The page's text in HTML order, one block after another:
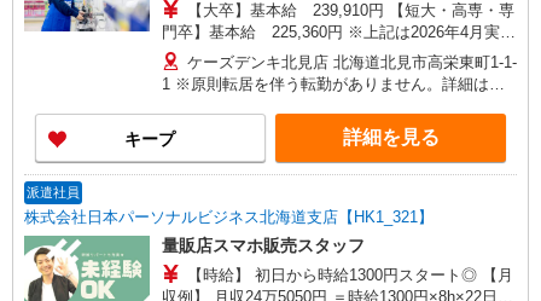
【大卒】基本給 239,910円 【短大・高専・専
門卒】基本給 225,360円 ※上記は2026年4月実績
■賞与/年2回（6月、12月） ・2025年度実績 計
3.6ヶ月(社員平均1.8ヶ月×2回) ■諸手当 ・時間外
手当（残業発生時1分単位で手当支給) ・資格手当
(当社規程の資格取得時は最大10,000/月の手当支
給) ・役職手当（役職副主任以上) ・目標達成手当
・家族手当（扶養する配偶者と子が対象）
ケーズデンキ北見店 北海道北見市高栄東町1-1-
1 ※原則転居を伴う転勤がありません。詳細は会
キープ 詳細を見る
派遣社員
株式会社日本パーソナルビジネス北海道支店【HK1_321】
量販店スマホ販売スタッフ
【時給】 初日から時給1300円スタート◎ 【月
収例】 月収24万5050円 ＝時給1300円×8h×22日＋